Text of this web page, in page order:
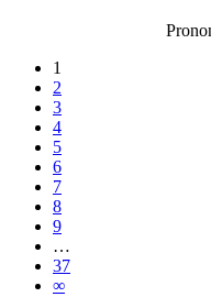
1
2
3
4
5
6
7
8
9
…
37
∞